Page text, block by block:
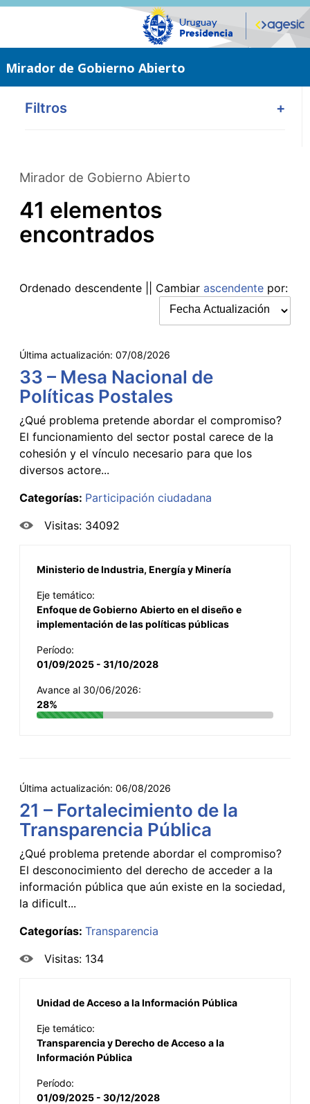
Saltar
Mirador de Gobierno Abierto
Filtros +
Mirador de Gobierno Abierto
41 elementos
encontrados
Ordenado descendente || Cambiar ascendente por:
Última actualización: 07/08/2026
33 – Mesa Nacional de
Políticas Postales
¿Qué problema pretende abordar el compromiso?
El funcionamiento del sector postal carece de la
cohesión y el vínculo necesario para que los
diversos actore...
Categorías: Participación ciudadana
Visitas: 34092
Ministerio de Industria, Energía y Minería
Eje temático:
Enfoque de Gobierno Abierto en el diseño e
implementación de las políticas públicas
Período:
01/09/2025 - 31/10/2028
Avance al 30/06/2026:
28%
Última actualización: 06/08/2026
21 – Fortalecimiento de la
Transparencia Pública
¿Qué problema pretende abordar el compromiso?
El desconocimiento del derecho de acceder a la
información pública que aún existe en la sociedad,
la dificult...
Categorías: Transparencia
Visitas: 134
Unidad de Acceso a la Información Pública
Eje temático:
Transparencia y Derecho de Acceso a la
Información Pública
Período:
01/09/2025 - 30/12/2028